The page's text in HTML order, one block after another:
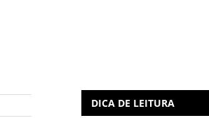
DICA DE LEITURA